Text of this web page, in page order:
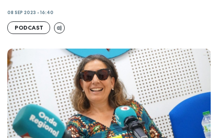
08 SEP 2023 - 16:40
PODCAST